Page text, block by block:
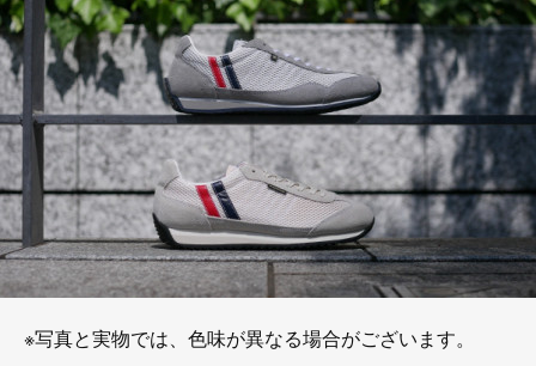
※写真と実物では、色味が異なる場合がございます。